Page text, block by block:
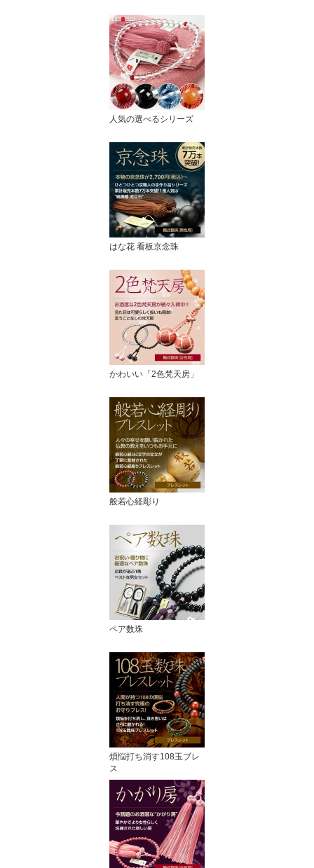
人気の選べるシリーズ
はな花 看板京念珠
かわいい「2色梵天房」
般若心経彫り
ペア数珠
煩悩打ち消す108玉ブレ
ス